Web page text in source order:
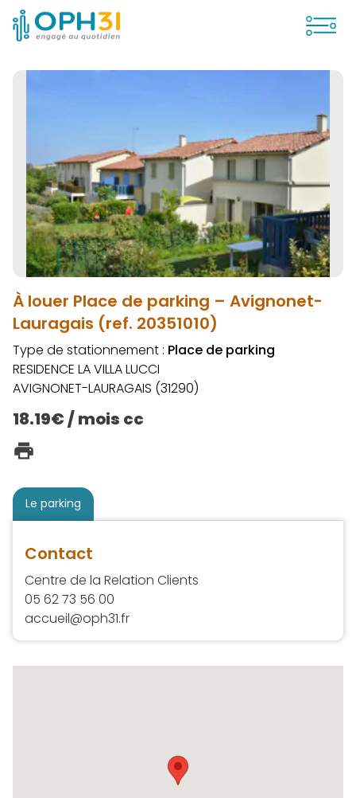
À louer Place de parking – Avignonet-
Lauragais (ref. 20351010)
Type de stationnement : Place de parking
RESIDENCE LA VILLA LUCCI
AVIGNONET-LAURAGAIS (31290)
18.19€ / mois cc
Le parking
Contact
Centre de la Relation Clients
05 62 73 56 00
accueil@oph31.fr